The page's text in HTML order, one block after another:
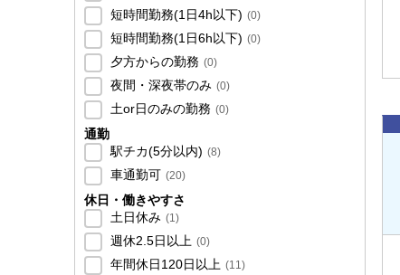
短時間勤務(1日4h以下) (0)
短時間勤務(1日6h以下) (0)
夕方からの勤務 (0)
夜間・深夜帯のみ (0)
土or日のみの勤務 (0)
通勤
駅チカ(5分以内) (8)
車通勤可 (20)
休日・働きやすさ
土日休み (1)
週休2.5日以上 (0)
年間休日120日以上 (11)